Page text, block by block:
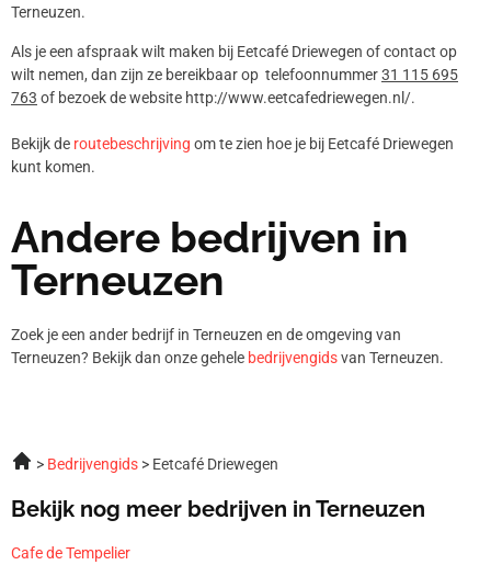
Terneuzen.
Als je een afspraak wilt maken bij Eetcafé Driewegen of contact op
wilt nemen, dan zijn ze bereikbaar op telefoonnummer31 115 695
763 of bezoek de website http://www.eetcafedriewegen.nl/.
Bekijk de routebeschrijving om te zien hoe je bij Eetcafé Driewegen
kunt komen.
Andere bedrijven in
Terneuzen
Zoek je een ander bedrijf in Terneuzen en de omgeving van
Terneuzen? Bekijk dan onze gehele bedrijvengidsvan Terneuzen.
Bedrijvengids Eetcafé Driewegen
Bekijk nog meer bedrijven in Terneuzen
Cafe de Tempelier